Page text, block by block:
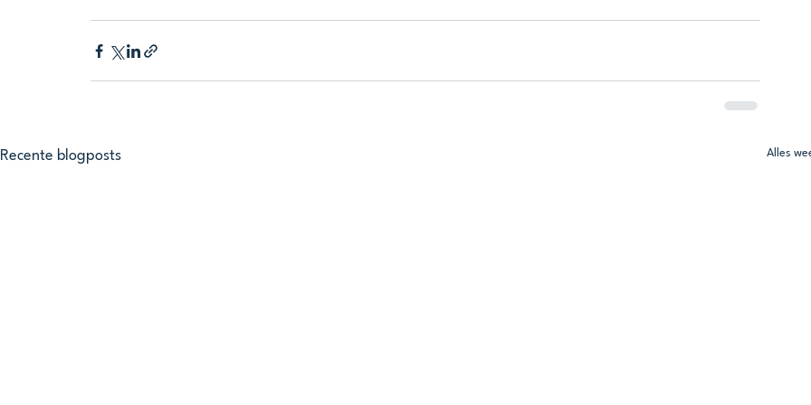
Recente blogposts Alles